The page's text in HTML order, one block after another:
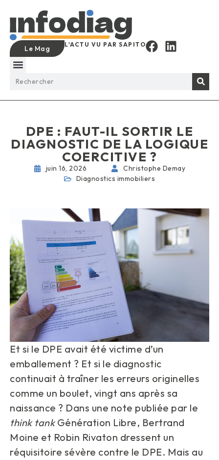
Le Mag L'ACTU VU PAR SAPITO
DPE : FAUT-IL SORTIR LE
DIAGNOSTIC DE LA LOGIQUE
COERCITIVE ?
juin 16, 2026
Christophe Demay
Diagnostics immobiliers
Et si le DPE avait été victime d’un
emballement ? Et si le diagnostic
continuait à traîner les erreurs originelles
comme un boulet, vingt ans après sa
naissance ? Dans une note publiée par le
think tankGénération Libre, Bertrand
Moine et Robin Rivaton dressent un
réquisitoire sévère contre le DPE. Mais au